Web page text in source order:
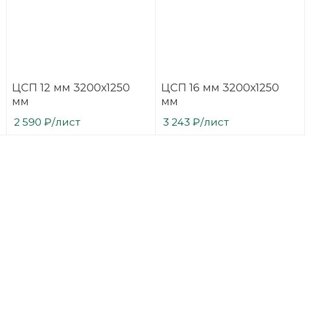
ЦСП 12 мм 3200х1250
мм
2 590 ₽/лист
ЦСП 16 мм 3200х1250
мм
3 243 ₽/лист